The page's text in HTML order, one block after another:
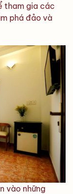
tham gia các
phá đảo và
vào những